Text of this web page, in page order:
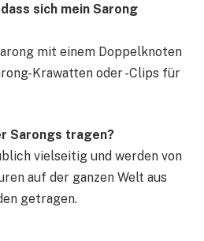
sich mein Sarong
mit einem Doppelknoten
Krawatten oder -Clips für
Sarongs tragen?
vielseitig und werden von
auf der ganzen Welt aus
getragen.